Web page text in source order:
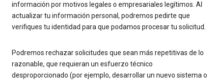
información por motivos legales o empresariales legítimos. Al
actualizar tu información personal, podremos pedirte que
verifiques tu identidad para que podamos procesar tu solicitud.
Podremos rechazar solicitudes que sean más repetitivas de lo
razonable, que requieran un esfuerzo técnico
desproporcionado (por ejemplo, desarrollar un nuevo sistema o